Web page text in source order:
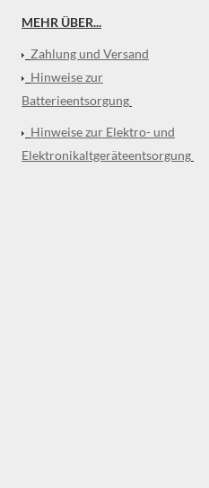
MEHR ÜBER...
Zahlung und Versand
Hinweise zur
Batterieentsorgung
Hinweise zur Elektro- und
Elektronikaltgeräteentsorgung